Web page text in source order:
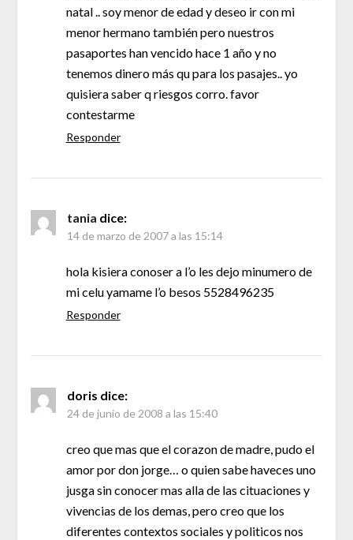
natal .. soy menor de edad y deseo ir con mi
menor hermano también pero nuestros
pasaportes han vencido hace 1 año y no
tenemos dinero más qu para los pasajes.. yo
quisiera saber q riesgos corro. favor
contestarme
Responder
tania dice:
14 de marzo de 2007 a las 15:14
hola kisiera conoser a l’o les dejo minumero de
mi celu yamame l’o besos 5528496235
Responder
doris dice:
24 de junio de 2008 a las 15:40
creo que mas que el corazon de madre, pudo el
amor por don jorge… o quien sabe haveces uno
jusga sin conocer mas alla de las cituaciones y
vivencias de los demas, pero creo que los
diferentes contextos sociales y politicos nos